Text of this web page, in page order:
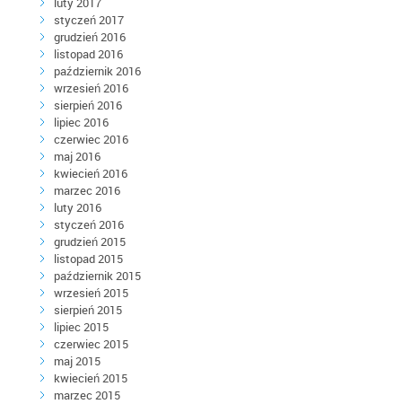
styczeń 2017
grudzień 2016
listopad 2016
październik 2016
wrzesień 2016
sierpień 2016
lipiec 2016
czerwiec 2016
maj 2016
kwiecień 2016
marzec 2016
luty 2016
styczeń 2016
grudzień 2015
listopad 2015
październik 2015
wrzesień 2015
sierpień 2015
lipiec 2015
czerwiec 2015
maj 2015
kwiecień 2015
marzec 2015